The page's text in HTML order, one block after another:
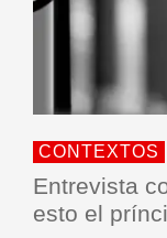
CONTEXTOS
Entrevista
esto el